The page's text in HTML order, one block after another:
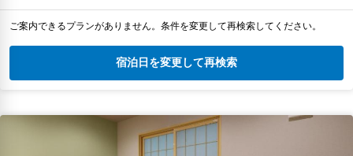
ご案内できるプランがありません。条件を変更して再検索してください。
宿泊日を変更して再検索